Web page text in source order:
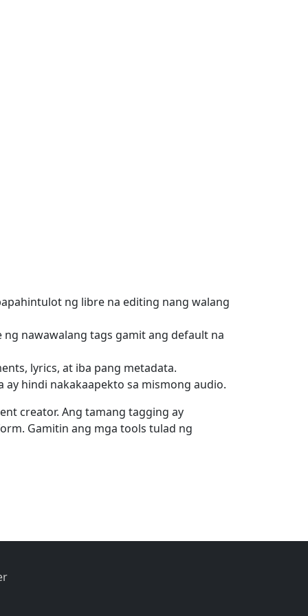
ng libre na editing nang walang
nawawalang tags gamit ang default na
lyrics, at iba pang metadata.
hindi nakakaapekto sa mismong audio.
creator. Ang tamang tagging ay
Gamitin ang mga tools tulad ng